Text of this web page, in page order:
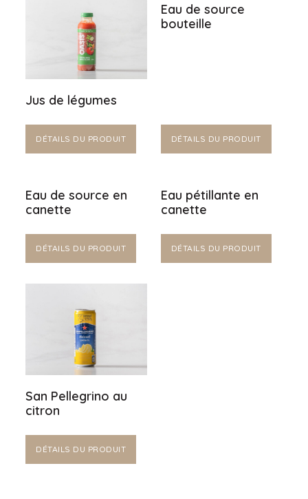
Jus de légumes
DÉTAILS DU PRODUIT
Eau de source
bouteille
DÉTAILS DU PRODUIT
Eau de source en
canette
DÉTAILS DU PRODUIT
Eau pétillante en
canette
DÉTAILS DU PRODUIT
San Pellegrino au
citron
DÉTAILS DU PRODUIT